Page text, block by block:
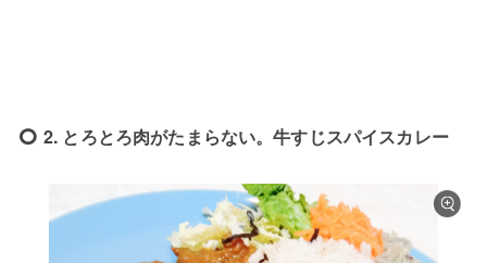
2. とろとろ肉がたまらない。牛すじスパイスカレー